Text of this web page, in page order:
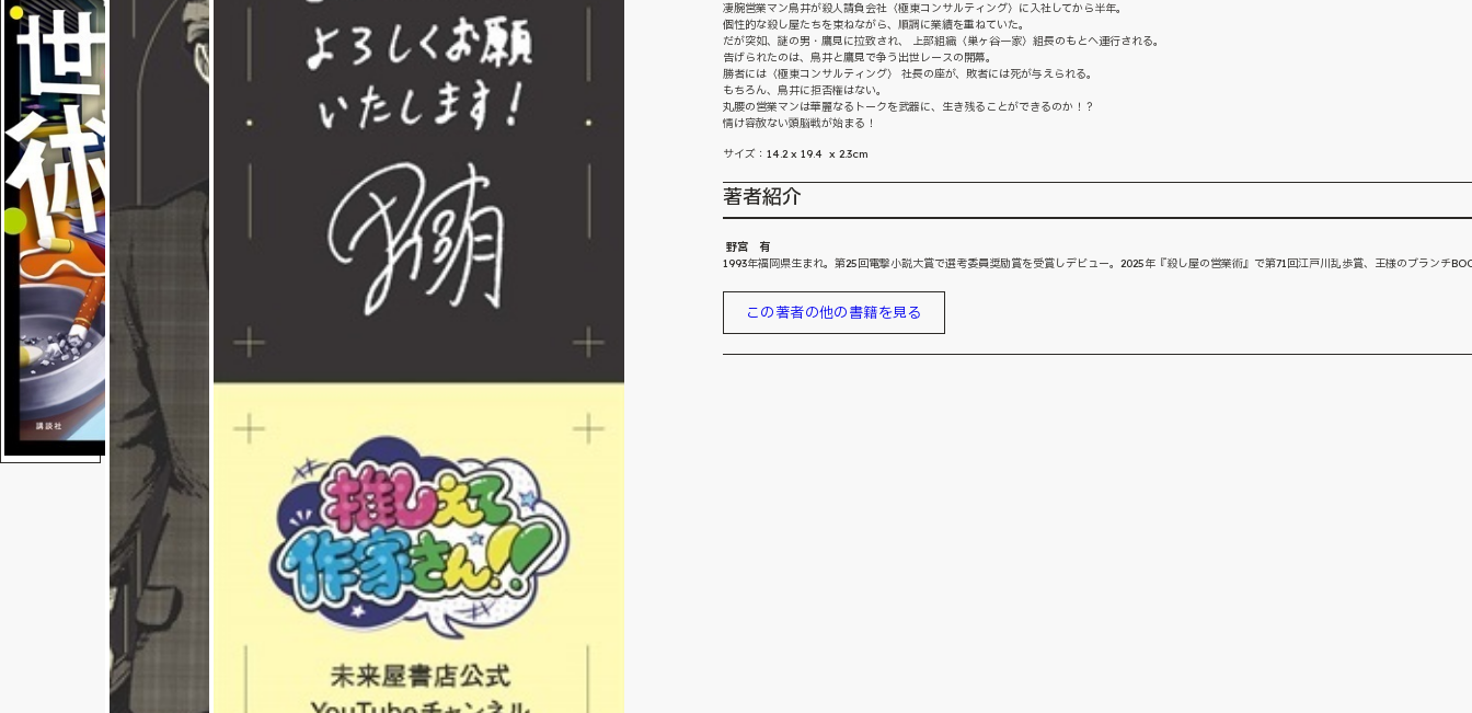
凄腕営業マン鳥井が殺人請負会社〈極東コンサルティング〉に入社してから半年。
個性的な殺し屋たちを束ねながら、順調に業績を重ねていた。
だが突如、謎の男・鷹見に拉致され、 上部組織〈巣ヶ谷一家〉組長のもとへ連行される。
告げられたのは、鳥井と鷹見で争う出世レースの開幕。
勝者には〈極東コンサルティング〉 社長の座が、敗者には死が与えられる。
もちろん、鳥井に拒否権はない。
丸腰の営業マンは華麗なるトークを武器に、生き残ることができるのか！？
情け容赦ない頭脳戦が始まる！
サイズ：14.2 x 19.4 x 2.3cm
著者紹介
野宮 有
1993年福岡県生まれ。第25回電撃小説大賞で選考委員奨励賞を受賞しデビュー。2025年『殺し屋の営業術』で第71回江戸川乱歩賞、王様のブランチ
この著者の他の書籍を見る